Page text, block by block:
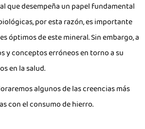
que desempeña un papel fundamental
por esta razón, es importante
óptimos de este mineral. Sin embargo, a
y conceptos erróneos en torno a su
en la salud.
algunos de las creencias más
con el consumo de hierro.